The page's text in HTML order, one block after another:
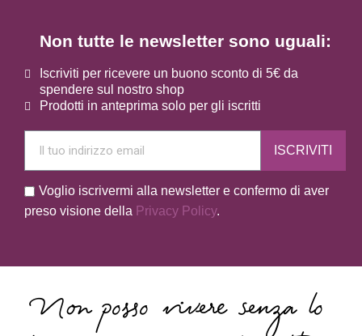
Non tutte le newsletter sono uguali:
Iscriviti per ricevere un buono sconto di 5€ da
spendere sul nostro shop
Prodotti in anteprima solo per gli iscritti
ISCRIVITI
Voglio iscrivermi alla newsletter e confermo di aver
preso visione della Privacy Policy.
Non posso vivere senza lo